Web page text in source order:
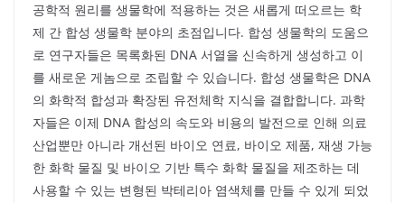
공학적 원리를 생물학에 적용하는 것은 새롭게 떠오르는 학
제 간 합성 생물학 분야의 초점입니다. 합성 생물학의 도움으
로 연구자들은 목록화된 DNA 서열을 신속하게 생성하고 이
를 새로운 게놈으로 조립할 수 있습니다. 합성 생물학은 DNA
의 화학적 합성과 확장된 유전체학 지식을 결합합니다. 과학
자들은 이제 DNA 합성의 속도와 비용의 발전으로 인해 의료
산업뿐만 아니라 개선된 바이오 연료, 바이오 제품, 재생 가능
한 화학 물질 및 바이오 기반 특수 화학 물질을 제조하는 데
사용할 수 있는 변형된 박테리아 염색체를 만들 수 있게 되었